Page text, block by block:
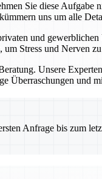
Sie diese Aufgabe
uns um alle
und
Stress und Nerven zu
Unsere
Überraschungen und
Anfrage bis zum